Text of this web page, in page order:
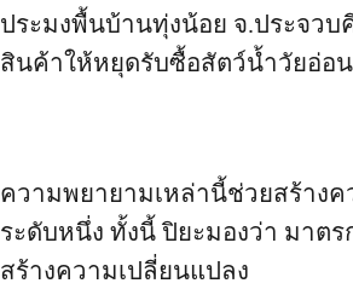
ประมงพื้นบ้านทุ่งน้อย จ.ประจว
สินค้าให้หยุดรับซื้อสัตว์น้ำวัยอ่อน
ความพยายามเหล่านี้ช่วยสร้าง
ระดับหนึ่ง ทั้งนี้ ปิยะมองว่า มาต
สร้างความเปลี่ยนแปลง